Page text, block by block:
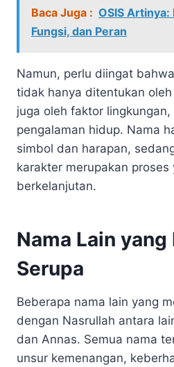
Baca Juga : OSIS
Fungsi, dan Peran
Namun, perlu diingat
tidak hanya ditentukan
juga oleh faktor
pengalaman hidup. Nama
simbol dan harapan,
karakter merupakan proses
berkelanjutan.
Nama Lain yang
Serupa
Beberapa nama lain yang
dengan Nasrullah antara
dan Annas. Semua nama
unsur kemenangan,